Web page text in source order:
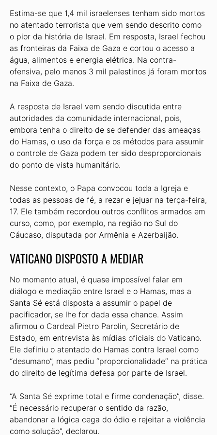
Estima-se que 1,4 mil israelenses tenham sido mortos
no atentado terrorista que vem sendo descrito como
o pior da história de Israel. Em resposta, Israel fechou
as fronteiras da Faixa de Gaza e cortou o acesso a
água, alimentos e energia elétrica. Na contra-
ofensiva, pelo menos 3 mil palestinos já foram mortos
na Faixa de Gaza.
A resposta de Israel vem sendo discutida entre
autoridades da comunidade internacional, pois,
embora tenha o direito de se defender das ameaças
do Hamas, o uso da força e os métodos para assumir
o controle de Gaza podem ter sido desproporcionais
do ponto de vista humanitário.
Nesse contexto, o Papa convocou toda a Igreja e
todas as pessoas de fé, a rezar e jejuar na terça-feira,
17. Ele também recordou outros conflitos armados em
curso, como, por exemplo, na região no Sul do
Cáucaso, disputada por Armênia e Azerbaijão.
VATICANO DISPOSTO A MEDIAR
No momento atual, é quase impossível falar em
diálogo e mediação entre Israel e o Hamas, mas a
Santa Sé está disposta a assumir o papel de
pacificador, se lhe for dada essa chance. Assim
afirmou o Cardeal Pietro Parolin, Secretário de
Estado, em entrevista às mídias oficiais do Vaticano.
Ele definiu o atentado do Hamas contra Israel como
“desumano”, mas pediu “proporcionalidade” na prática
do direito de legítima defesa por parte de Israel.
“A Santa Sé exprime total e firme condenação”, disse.
“É necessário recuperar o sentido da razão,
abandonar a lógica cega do ódio e rejeitar a violência
como solução”, declarou.